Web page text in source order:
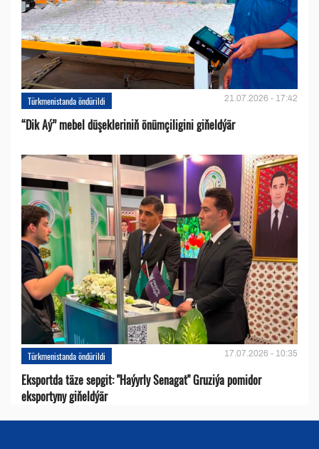
Türkmenistanda öndürildi 21.07.2026 - 17:42
“Dik Aý” mebel düşekleriniň önümçiligini giňeldýär
Türkmenistanda öndürildi 17.07.2026 - 10:35
Eksportda täze sepgit: "Haýyrly Senagat" Gruziýa pomidor
eksportyny giňeldýär